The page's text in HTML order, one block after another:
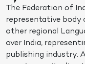
The Federation of
representative body
other regional
over India,
publishing industry.